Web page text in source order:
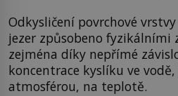
Odkysličení povrchové
jezer způsobeno
zejména díky nepřímé
koncentrace kyslíku ve
atmosférou, na teplotě.